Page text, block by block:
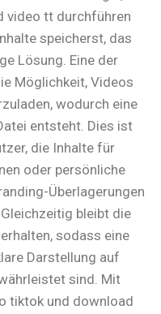
video tt durchführen
speicherst, das
Lösung. Eine der
Möglichkeit, Videos
wodurch eine
entsteht. Dies ist
die Inhalte für
oder persönliche
Überlagerungen
bleibt die
sodass eine
Darstellung auf
sind. Mit
tiktok und download